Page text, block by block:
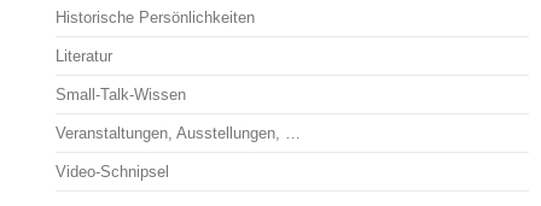
Historische Persönlichkeiten
Literatur
Small-Talk-Wissen
Veranstaltungen, Ausstellungen, …
Video-Schnipsel